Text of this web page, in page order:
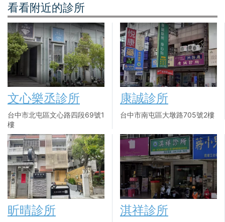
看看附近的診所
文心樂丞診所
台中市北屯區文心路四段69號1
樓
康誠診所
台中市南屯區大墩路705號2樓
昕晴診所 淇祥診所